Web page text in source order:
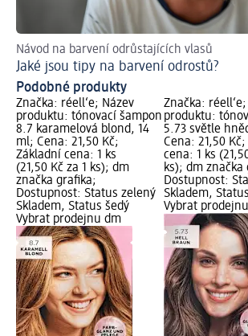
Návod na barvení odrůstajících vlasů
Jaké jsou tipy na barvení odrostů?
Podobné produkty
Značka: réell‘e; Název
produktu: tónovací šampon
8.7 karamelová blond, 14
ml; Cena: 21,50 Kč;
Základní cena: 1 ks
(21,50 Kč za 1 ks); dm
značka grafika;
Dostupnost: Status zelený
Skladem, Status šedý
Vybrat prodejnu dm
Značka:
produktu:
5.73 světle
Cena: 21,50
cena: 1 ks
ks); dm značka
Dostupnost:
Skladem,
Vybrat